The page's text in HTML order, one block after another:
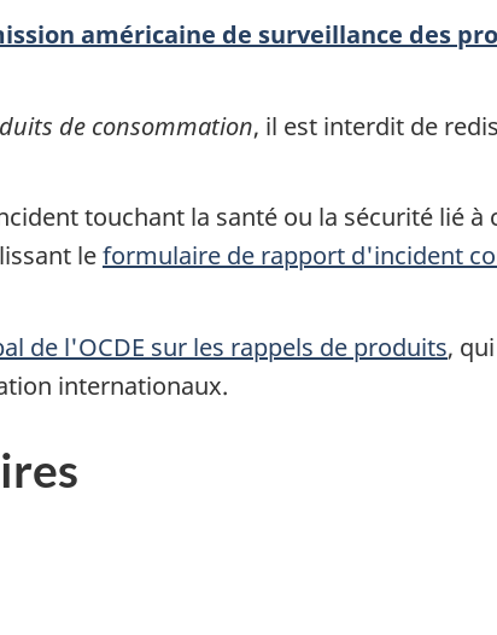
américaine de surveillance des
de consommation, il est interdit de
touchant la santé ou la sécurité lié
leformulaire de rapport d'incident
de l'OCDE sur les rappels de produits,
internationaux.